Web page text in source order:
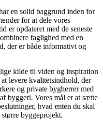
en solid baggrund inden for
for at dele vores
er opdateret med de seneste
faglighed med en
der er både informativt og
kilde til viden og inspiration
levere kvalitetsindhold, der
og private bygherrer med
byggeri. Vores mål er at sætte
hvad enten du skal
byggeprojekt.